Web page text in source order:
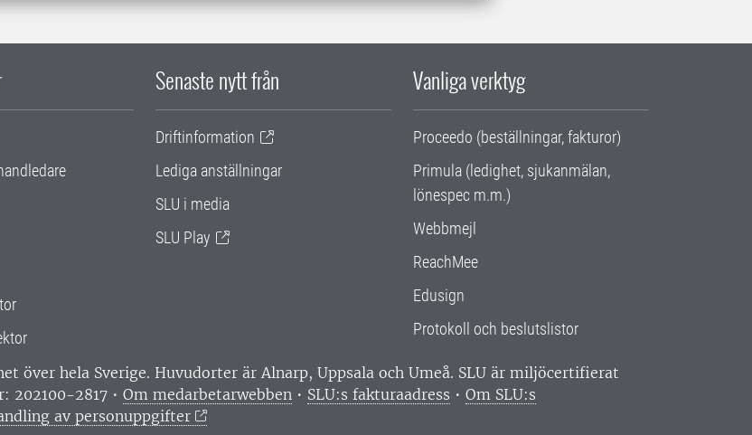
Senaste nytt från
Driftinformation
Lediga anställningar
SLU i media
SLU Play
Vanliga verktyg
Proceedo (beställningar, fakturor)
Primula (ledighet, sjukanmälan,
lönespec m.m.)
Webbmejl
ReachMee
Edusign
Protokoll och beslutslistor
över hela Sverige. Huvudorter är Alnarp, Uppsala och Umeå. SLU är miljöcertifierat
202100-2817 • Om medarbetarwebben • SLU:s fakturaadress • Om SLU:s
av personuppgifter